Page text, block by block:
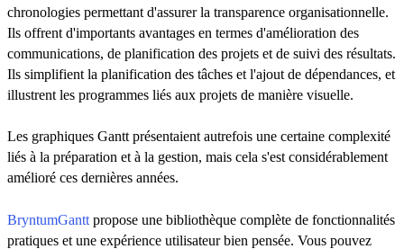
chronologies permettant d'assurer la transparence organisationnelle.
Ils offrent d'importants avantages en termes d'amélioration des
communications, de planification des projets et de suivi des résultats.
Ils simplifient la planification des tâches et l'ajout de dépendances, et
illustrent les programmes liés aux projets de manière visuelle.
Les graphiques Gantt présentaient autrefois une certaine complexité
liés à la préparation et à la gestion, mais cela s'est considérablement
amélioré ces dernières années.
BryntumGantt propose une bibliothèque complète de fonctionnalités
pratiques et une expérience utilisateur bien pensée. Vous pouvez